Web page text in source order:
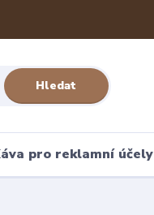
Hledat
pro reklamní účely